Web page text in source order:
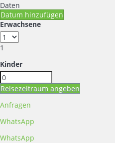
Daten
Datum hinzufügen
Erwachsene
1
Kinder
Reisezeitraum angeben
Anfragen
WhatsApp
WhatsApp